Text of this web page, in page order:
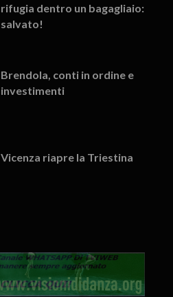
rifugia dentro un bagagliaio:
salvato!
Brendola, conti in ordine e
investimenti
Vicenza riapre la Triestina